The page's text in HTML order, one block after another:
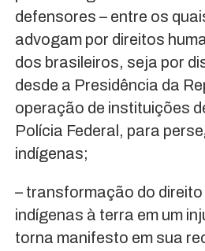
defensores – entre os
advogam por direitos
dos brasileiros, seja por
desde a Presidência da
operação de instituições
Polícia Federal, para
indígenas;
– transformação do direito
indígenas à terra em um
torna manifesto em sua